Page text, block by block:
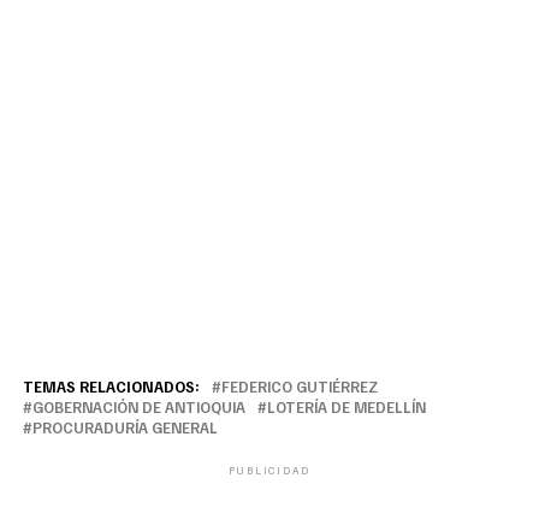
TEMAS RELACIONADOS:
FEDERICO GUTIÉRREZ
GOBERNACIÓN DE ANTIOQUIA
LOTERÍA DE MEDELLÍN
PROCURADURÍA GENERAL
PUBLICIDAD